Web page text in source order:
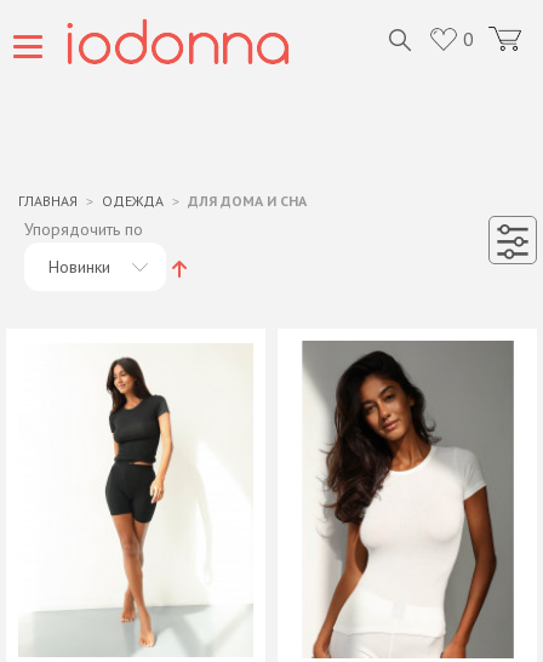
0
ГЛАВНАЯ ОДЕЖДА ДЛЯ ДОМА И СНА
Упорядочить по
Новинки